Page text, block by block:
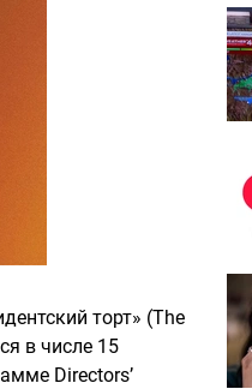
торт» (The
в числе 15
Directors’